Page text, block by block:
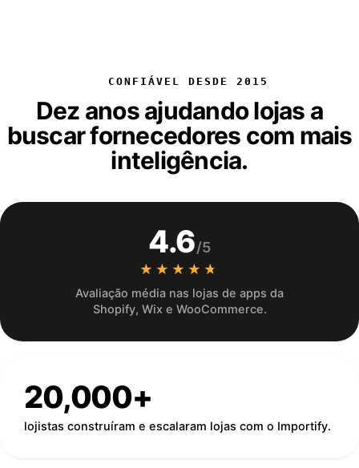
CONFIÁVEL DESDE 2015
Dez anos ajudando lojas a
buscar fornecedores com mais
inteligência.
4.6/5
★★★★★
★★★★★
Avaliação média nas lojas de apps da
Shopify, Wix e WooCommerce.
20,000+
lojistas construíram e escalaram lojas com o Importify.